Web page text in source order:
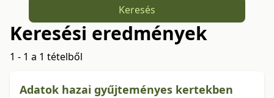
Keresés
Keresési eredmények
1 - 1 a 1 tételből
Adatok hazai gyűjteményes kertekben